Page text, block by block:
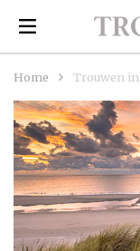
Home Trouwen